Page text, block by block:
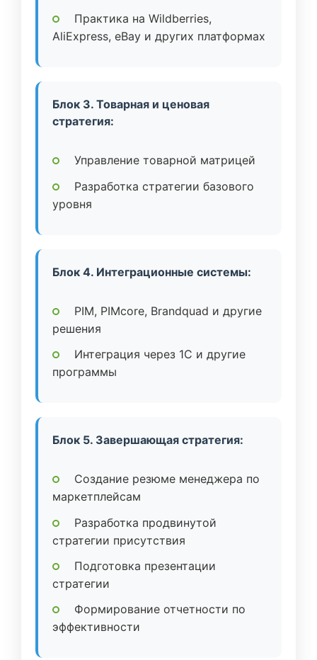
Практика на Wildberries,
AliExpress, eBay и других платформах
Блок 3. Товарная и ценовая
стратегия:
Управление товарной матрицей
Разработка стратегии базового
уровня
Блок 4. Интеграционные системы:
PIM, PIMcore, Brandquad и другие
решения
Интеграция через 1C и другие
программы
Блок 5. Завершающая стратегия:
Создание резюме менеджера по
маркетплейсам
Разработка продвинутой
стратегии присутствия
Подготовка презентации
стратегии
Формирование отчетности по
эффективности